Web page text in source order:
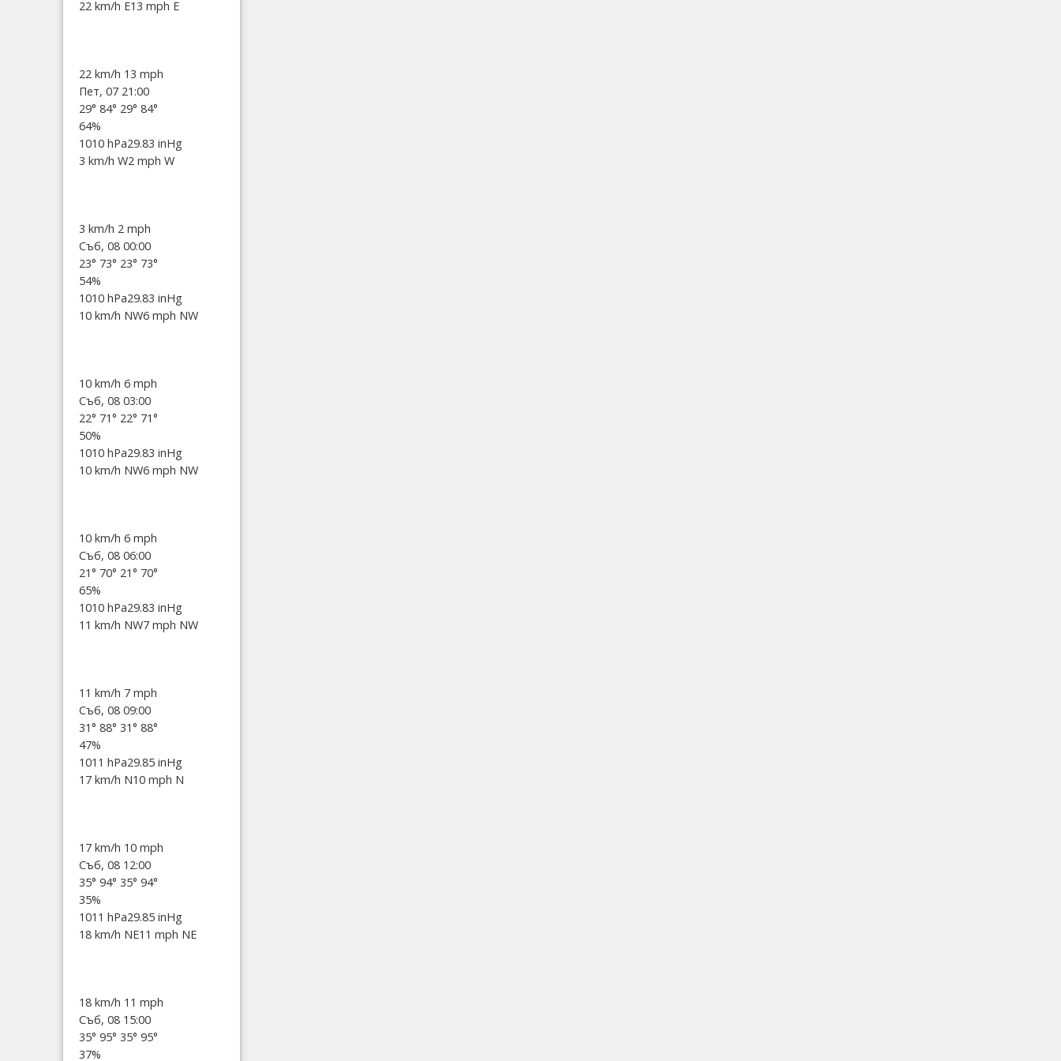
22 km/h E13 mph E
22 km/h 13 mph
Пет, 07 21:00
29° 84° 29° 84°
64%
1010 hPa29.83 inHg
3 km/h W2 mph W
3 km/h 2 mph
Съб, 08 00:00
23° 73° 23° 73°
54%
1010 hPa29.83 inHg
10 km/h NW6 mph NW
10 km/h 6 mph
Съб, 08 03:00
22° 71° 22° 71°
50%
1010 hPa29.83 inHg
10 km/h NW6 mph NW
10 km/h 6 mph
Съб, 08 06:00
21° 70° 21° 70°
65%
1010 hPa29.83 inHg
11 km/h NW7 mph NW
11 km/h 7 mph
Съб, 08 09:00
31° 88° 31° 88°
47%
1011 hPa29.85 inHg
17 km/h N10 mph N
17 km/h 10 mph
Съб, 08 12:00
35° 94° 35° 94°
35%
1011 hPa29.85 inHg
18 km/h NE11 mph NE
18 km/h 11 mph
Съб, 08 15:00
35° 95° 35° 95°
37%